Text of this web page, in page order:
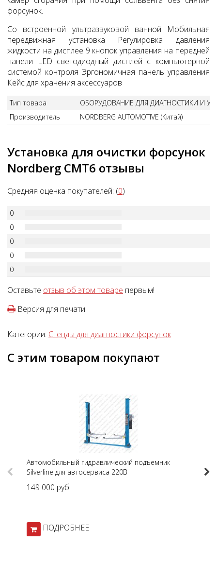
форсунок.
Со встроенной ультразвуковой ванной Мобильная
передвижная установка Регулировка давления
жидкости на дисплее 9 кнопок управления на передней
панели LED светодиодный дисплей с компьютерной
системой контроля Эргономичная панель управления
Кейс для хранения аксессуаров
Тип товара
ОБОРУДОВАНИЕ ДЛЯ ДИАГНОСТИКИ И
Производитель
NORDBERG AUTOMOTIVE (Китай)
Установка для очистки форсунок
Nordberg CMT6 отзывы
Средняя оценка покупателей: (0)
0
0
0
0
0
Оставьте отзыв об этом товаре первым!
Версия для печати
Категории: Стенды для диагностики форсунок
С этим товаром покупают
Previous
Автомобильный гидравлический подъемник
Silverline для автосервиса 220В
149 000 руб.
ПОДРОБНЕЕ